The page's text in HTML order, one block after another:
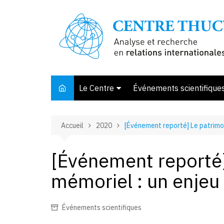
Le Centre
Membres et associés
Bibliothèque
Offre de stage
Événements
Accueil 2020 [Événement reporté] Le
[Événement
mémoriel : un
Événements scientifiques